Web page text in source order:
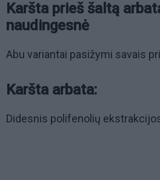
Karšta prieš šaltą
naudingesnė
Abu variantai pasižymi savais
Karšta arbata:
Didesnis polifenolių